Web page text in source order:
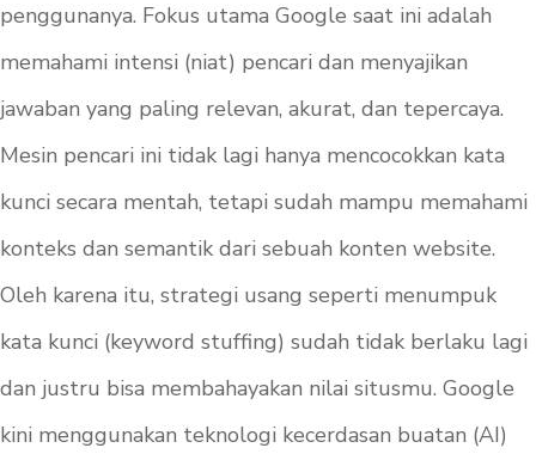
penggunanya. Fokus utama Google saat ini adalah
memahami intensi (niat) pencari dan menyajikan
jawaban yang paling relevan, akurat, dan tepercaya.
Mesin pencari ini tidak lagi hanya mencocokkan kata
kunci secara mentah, tetapi sudah mampu memahami
konteks dan semantik dari sebuah konten website.
Oleh karena itu, strategi usang seperti menumpuk
kata kunci (keyword stuffing) sudah tidak berlaku lagi
dan justru bisa membahayakan nilai situsmu. Google
kini menggunakan teknologi kecerdasan buatan (AI)